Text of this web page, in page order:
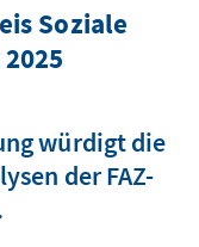
Soziale
würdigt die
der FAZ-